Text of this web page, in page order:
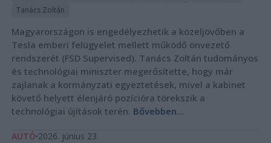
Tanács Zoltán
Magyarországon is engedélyezhetik a közeljövőben a
Tesla emberi felügyelet mellett működő önvezető
rendszerét (FSD Supervised). Tanács Zoltán tudományos
és technológiai miniszter megerősítette, hogy már
zajlanak a kormányzati egyeztetések, mivel a kabinet
követő helyett élenjáró pozícióra törekszik a
technológiai újítások terén. Bővebben...
AUTÓ 2026. június 23.